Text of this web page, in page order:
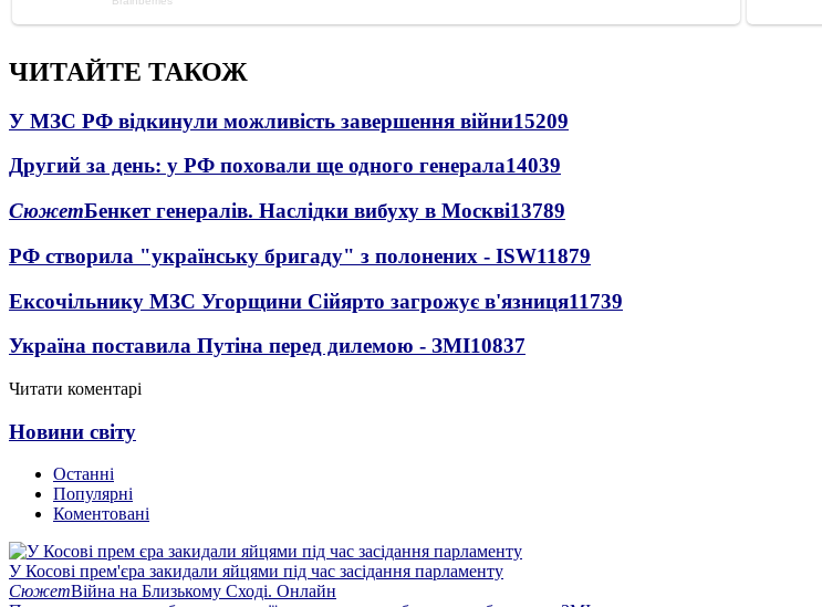
ЧИТАЙТЕ ТАКОЖ
У МЗС РФ відкинули можливість завершення війни15209
Другий за день: у РФ поховали ще одного генерала14039
СюжетБенкет генералів. Наслідки вибуху в Москві13789
РФ створила "українську бригаду" з полонених - ISW11879
Ексочільнику МЗС Угорщини Сійярто загрожує в'язниця11739
Україна поставила Путіна перед дилемою - ЗМІ10837
Читати коментарі
Новини світу
Останні
Популярні
Коментовані
У Косові прем'єра закидали яйцями під час засідання парламенту
СюжетВійна на Близькому Сході. Онлайн